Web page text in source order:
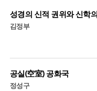
성경의 신적 권위와 신학
김정부
공실(空室) 공화국
정성구